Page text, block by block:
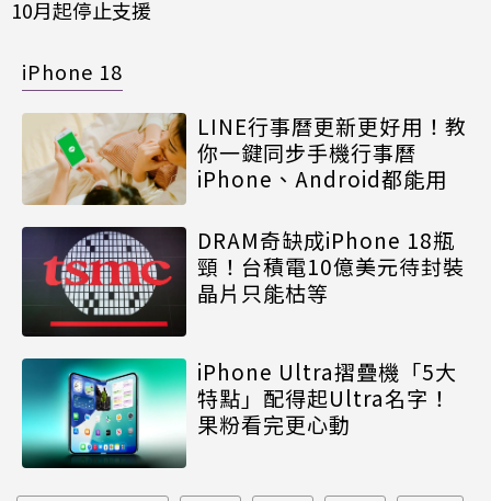
10月起停止支援
iPhone 18
LINE行事曆更新更好用！教
你一鍵同步手機行事曆
iPhone、Android都能用
DRAM奇缺成iPhone 18瓶
頸！台積電10億美元待封裝
晶片只能枯等
iPhone Ultra摺疊機「5大
特點」配得起Ultra名字！
果粉看完更心動